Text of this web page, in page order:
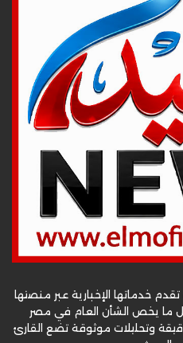
خدماتها الإخبارية عبر منصتها
كل ما يخص الشأن العام في مصر
وتحليلات موثوقة تضع القارئ